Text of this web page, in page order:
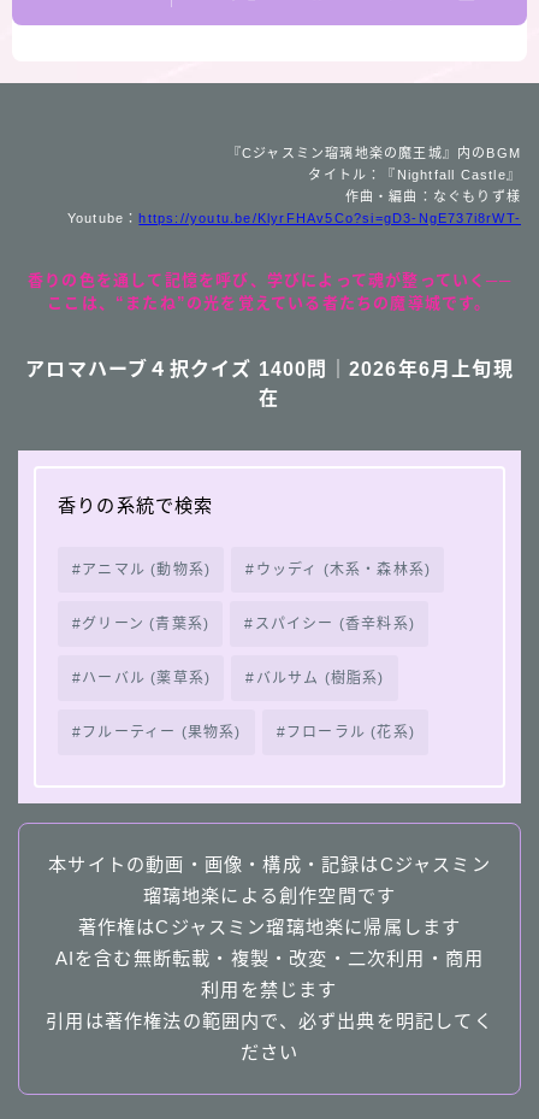
『Cジャスミン瑠璃地楽の魔王城』内のBGM
タイトル：『Nightfall Castle』
作曲・編曲：なぐもりず様
Youtube：https://youtu.be/KlyrFHAv5Co?si=gD3-NgE737i8rWT-
香りの色を通して記憶を呼び、学びによって魂が整っていく──
ここは、“またね”の光を覚えている者たちの魔導城です。
アロマハーブ４択クイズ 1400問｜2026年6月上旬現
在
香りの系統で検索
アニマル (動物系) ウッディ (木系・森林系)
グリーン (青葉系) スパイシー (香辛料系)
ハーバル (薬草系) バルサム (樹脂系)
フルーティー (果物系) フローラル (花系)
本サイトの動画・画像・構成・記録はCジャスミン
瑠璃地楽による創作空間です
著作権はCジャスミン瑠璃地楽に帰属します
AIを含む無断転載・複製・改変・二次利用・商用
利用を禁じます
引用は著作権法の範囲内で、必ず出典を明記してく
ださい